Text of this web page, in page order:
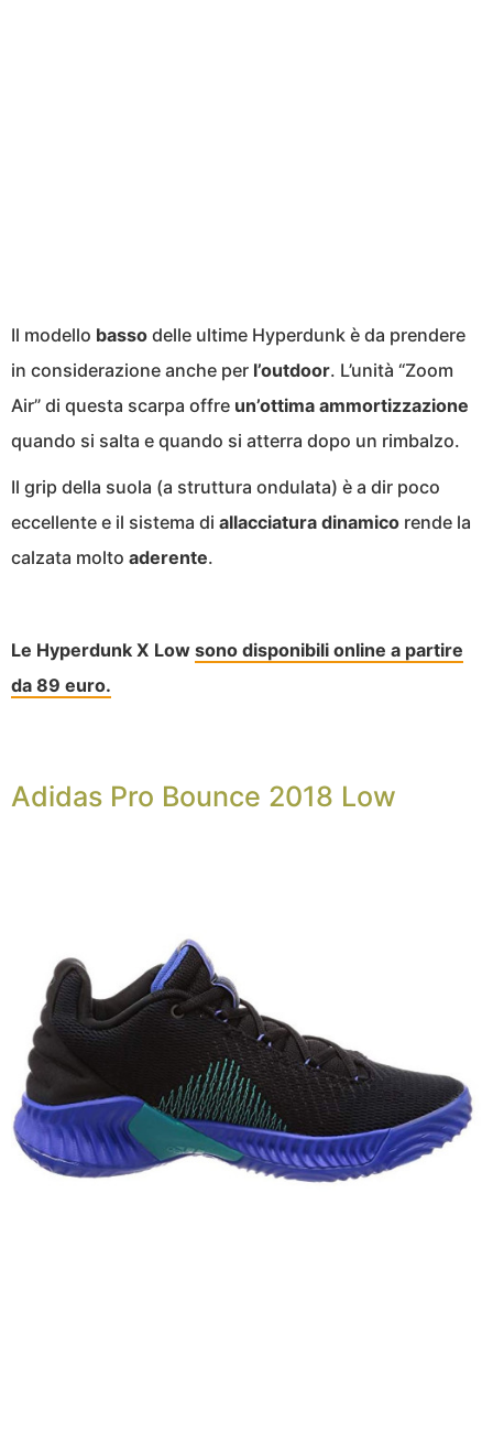
Il modello basso delle ultime Hyperdunk è da prendere
in considerazione anche per l’outdoor. L’unità “Zoom
Air” di questa scarpa offre un’ottima ammortizzazione
quando si salta e quando si atterra dopo un rimbalzo.
Il grip della suola (a struttura ondulata) è a dir poco
eccellente e il sistema di allacciatura dinamico rende la
calzata molto aderente.
Le Hyperdunk X Low sono disponibili online a partire
da 89 euro.
Adidas Pro Bounce 2018 Low